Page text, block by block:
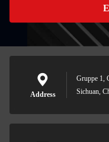
Address
Gruppe 1,
Sichuan,